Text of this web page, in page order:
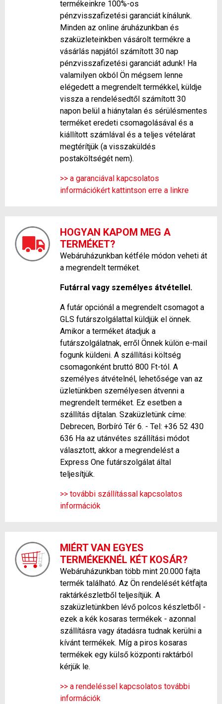
termékeinkre 100%-os
pénzvisszafizetési garanciát kínálunk.
Minden az online áruházunkban és
szaküzleteinkben vásárolt termékre a
vásárlás napjától számított 30 nap
pénzvisszafizetési garanciát adunk! Ha
valamilyen okból Ön mégsem lenne
elégedett a megrendelt termékkel, küldje
vissza a rendelésedtől számított 30
napon belül a hiánytalan és sérülésmentes
terméket eredeti csomagolásával és a
kiállított számlával és a teljes vételárat
megtérítjük (a visszaküldés
postaköltségét nem).
>> a garanciával kapcsolatos
információkért kattintson erre a linkre
HOGYAN KAPOM MEG A
TERMÉKET?
Webáruházunkban kétféle módon veheti át
a megrendelt terméket.
Futárral vagy személyes átvétellel.
A futár opciónál a megrendelt csomagot a
GLS futárszolgálattal küldjük el önnek.
Amikor a terméket átadjuk a
futárszolgálatnak, erről Önnek külön e-mail
fogunk küldeni. A szállítási költség
csomagonként bruttó 800 Ft-tól. A
személyes átvételnél, lehetősége van az
üzletünkben személyesen átvenni a
megrendelt terméket. Ez esetben a
szállítás díjtalan. Szaküzletünk címe:
Debrecen, Borbíró Tér 6. - Tel: +36 52 430
636 Ha az utánvétes szállítási módot
választott, akkor a megrendelést a
Express One futárszolgálat által
teljesítjük.
>> további szállítással kapcsolatos
információk
MIÉRT VAN EGYES
TERMÉKEKNÉL KÉT KOSÁR?
Webáruházunkban több mint 20.000 fajta
termék található. Az Ön rendelését kétfajta
raktárkészletből teljesítjük. A
szaküzletünkben lévő polcos készletből -
ezek a kék kosaras termékek - azonnal
szállításra vagy átadásra tudnak kerülni a
kívánt termékek. Míg a piros kosaras
termékek egy külső központi raktárból
kérjük le.
>> a rendeléssel kapcsolatos további
információk